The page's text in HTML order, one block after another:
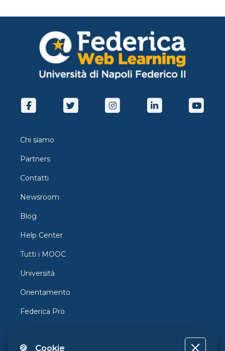
Chi siamo
Partners
Contatti
Newsroom
Blog
Help Center
Tutti i MOOC
Università
Orientamento
Federica Pro
🍪 Cookie